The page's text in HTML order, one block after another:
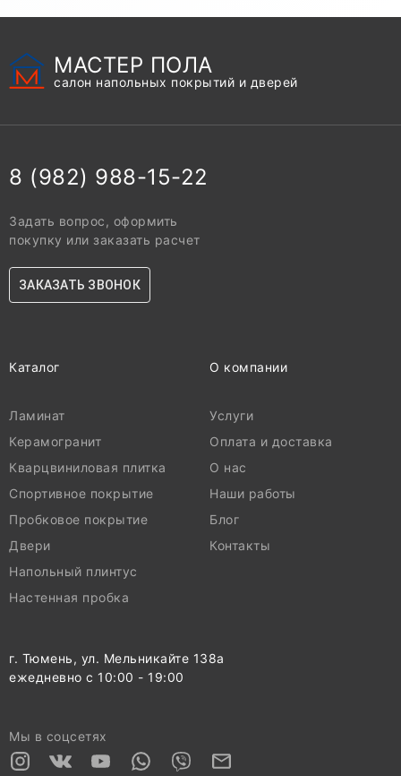
МАСТЕР ПОЛА
салон напольных покрытий и дверей
8 (982) 988-15-22
Задать вопрос, оформить
покупку или заказать расчет
ЗАКАЗАТЬ ЗВОНОК
Каталог
Ламинат
Керамогранит
Кварцвиниловая плитка
Спортивное покрытие
Пробковое покрытие
Двери
Напольный плинтус
Настенная пробка
О компании
Услуги
Оплата и доставка
О нас
Наши работы
Блог
Контакты
г. Тюмень, ул. Мельникайте 138а
ежедневно с 10:00 - 19:00
Мы в соцсетях